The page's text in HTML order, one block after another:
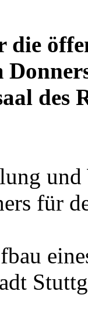
die
des
für